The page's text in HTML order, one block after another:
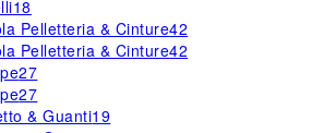
18
Pelletteria & Cinture42
Pelletteria & Cinture42
27
27
& Guanti19